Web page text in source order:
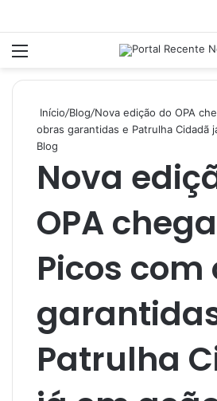
Início/Blog/Nova edição do OPA
obras garantidas e Patrulha Cidadã
Blog
Nova
OPA
Picos com
Patrulha